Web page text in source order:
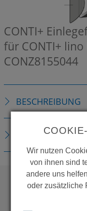
CONTI+
für CONTI+
CONZ8155044
BESCHREIBUNG
DOWNLOADS
Wir nutzen
von ihnen sind
andere uns
oder zusätzliche